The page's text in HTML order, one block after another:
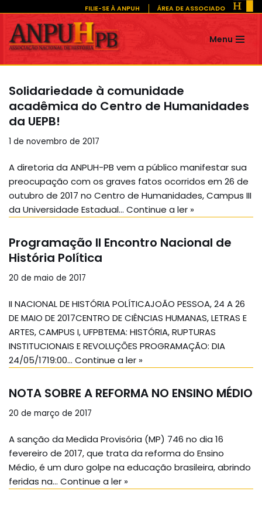
Pular
para
FILIE-SE À ANPUH ÁREA DE ASSOCIADO
Menu
Solidariedade à comunidade
acadêmica do Centro de Humanidades
da UEPB!
1 de novembro de 2017
A diretoria da ANPUH-PB vem a público manifestar sua
preocupação com os graves fatos ocorridos em 26 de
outubro de 2017 no Centro de Humanidades, Campus III
da Universidade Estadual… Continue a ler »
Programação II Encontro Nacional de
História Política
20 de maio de 2017
II NACIONAL DE HISTÓRIA POLÍTICAJOÃO PESSOA, 24 A 26
DE MAIO DE 2017CENTRO DE CIÊNCIAS HUMANAS, LETRAS E
ARTES, CAMPUS I, UFPBTEMA: HISTÓRIA, RUPTURAS
INSTITUCIONAIS E REVOLUÇÕES PROGRAMAÇÃO: DIA
24/05/1719:00… Continue a ler »
NOTA SOBRE A REFORMA NO ENSINO MÉDIO
20 de março de 2017
A sanção da Medida Provisória (MP) 746 no dia 16
fevereiro de 2017, que trata da reforma do Ensino
Médio, é um duro golpe na educação brasileira, abrindo
feridas na… Continue a ler »